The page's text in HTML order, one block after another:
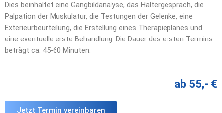
Dies beinhaltet eine Gangbildanalyse, das Haltergespräch, die
Palpation der Muskulatur, die Testungen der Gelenke, eine
Exterieurbeurteilung, die Erstellung eines Therapieplanes und
eine eventuelle erste Behandlung. Die Dauer des ersten Termins
beträgt ca. 45-60 Minuten.
ab 55,- €
Jetzt Termin vereinbaren